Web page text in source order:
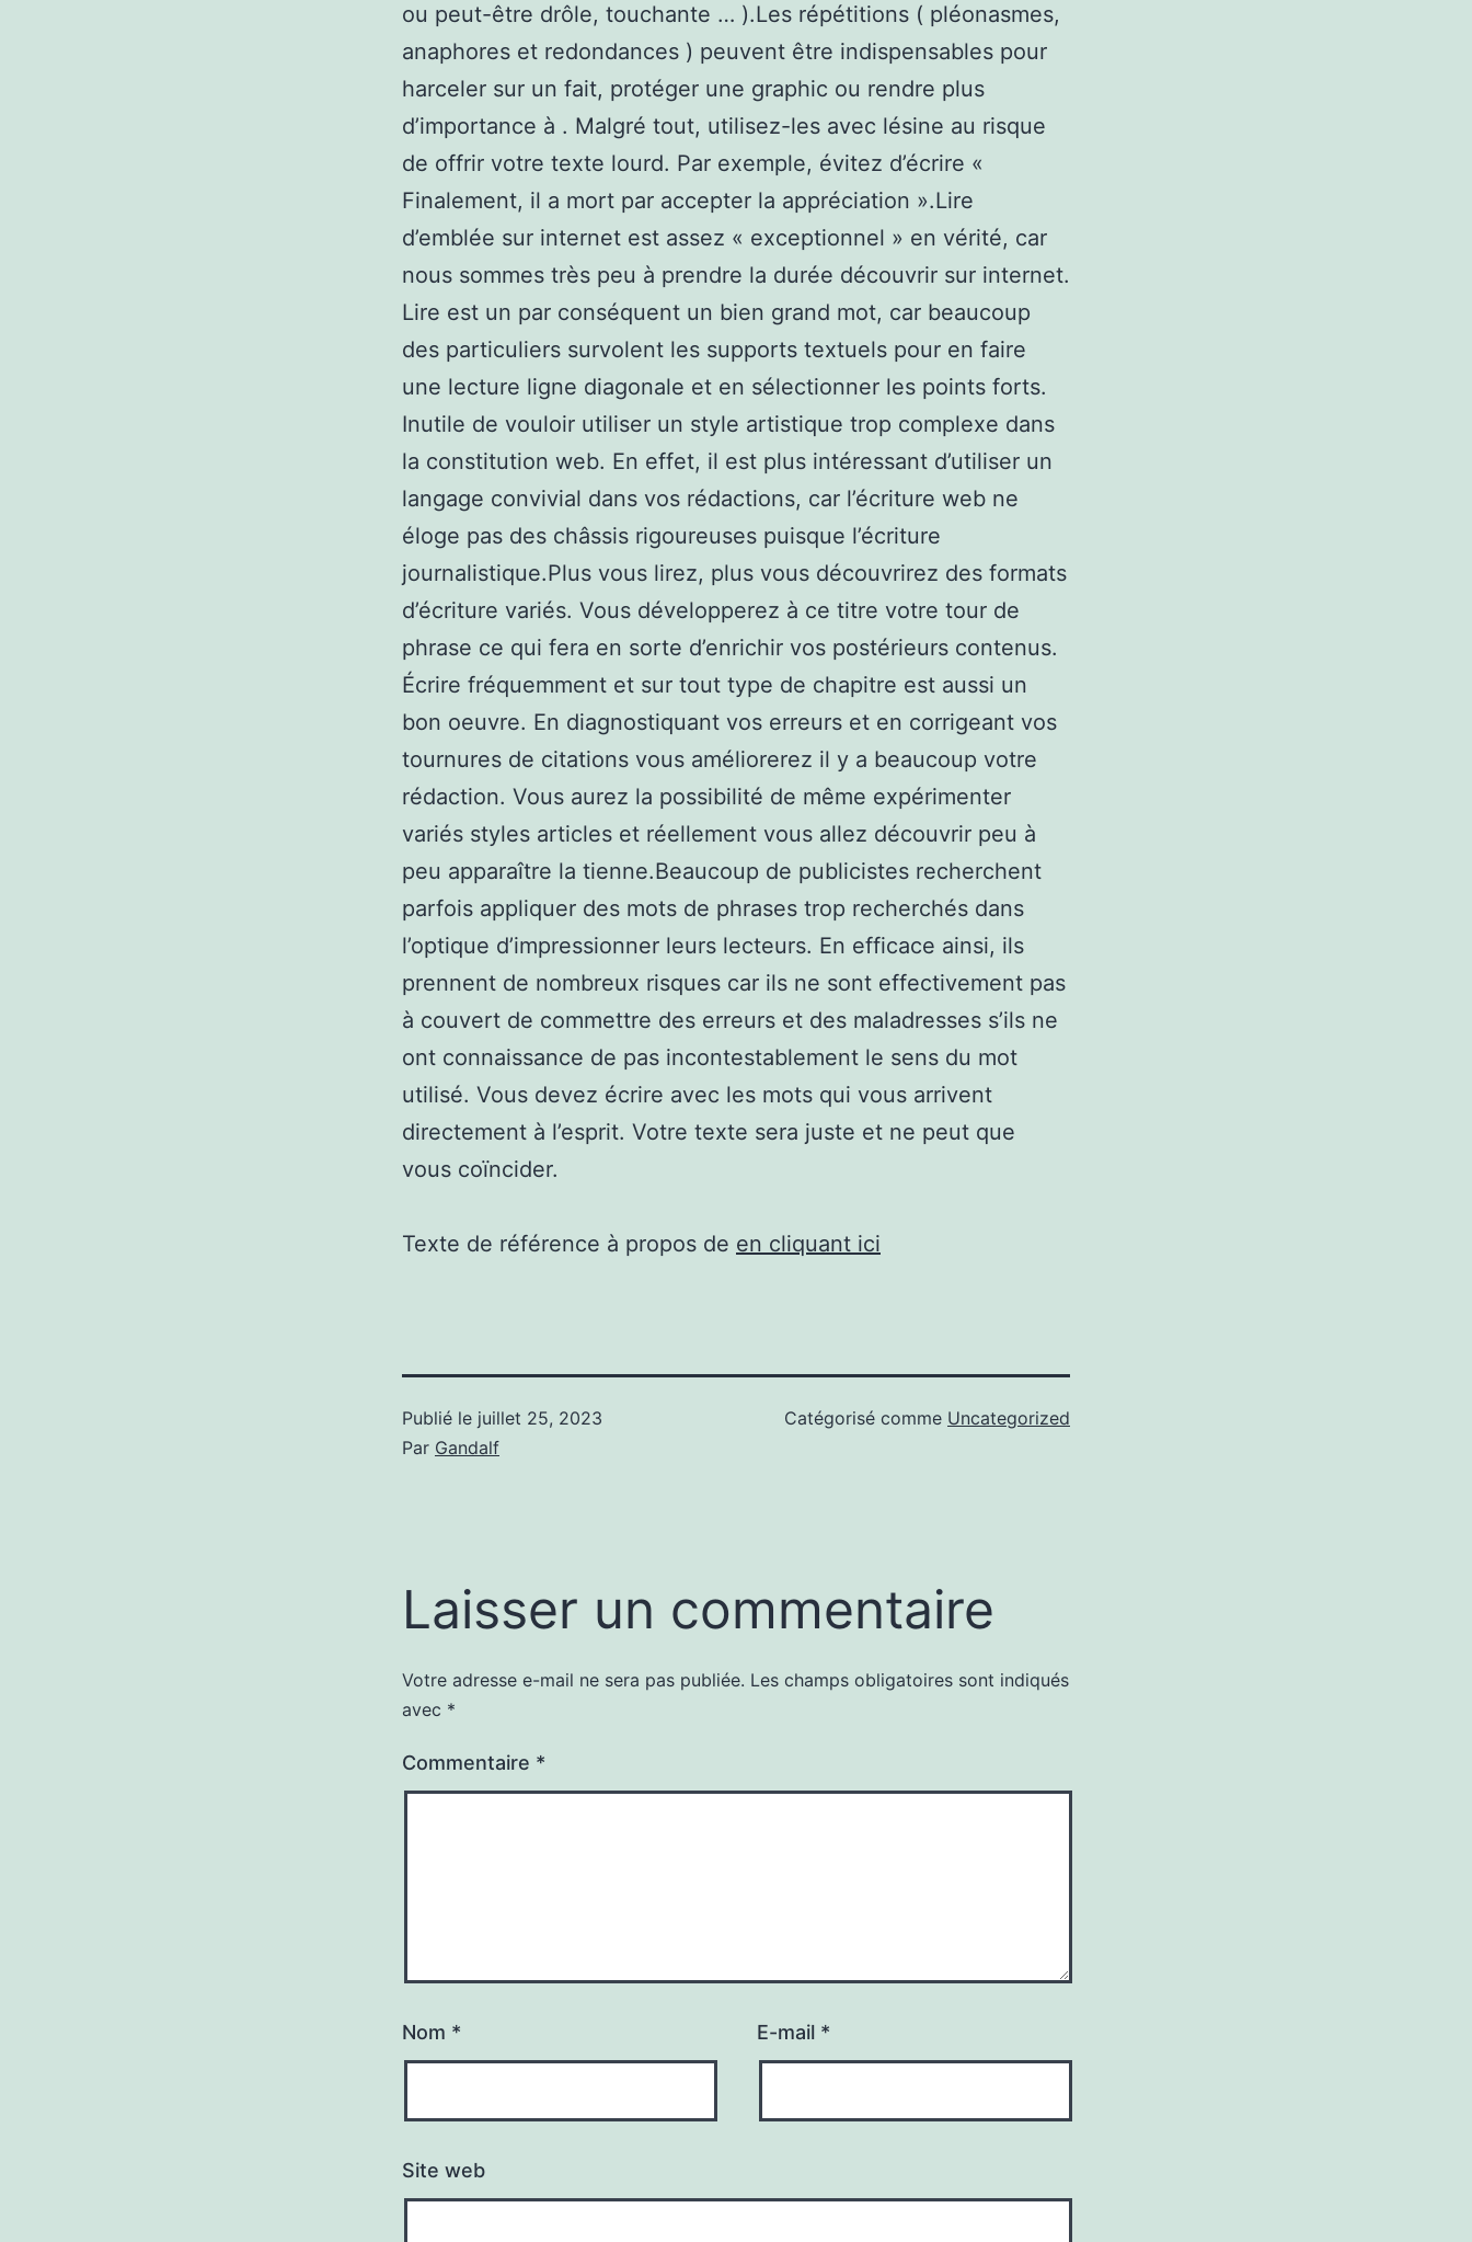
ou peut-être drôle, touchante … ).Les répétitions ( pléonasmes,
anaphores et redondances ) peuvent être indispensables pour
harceler sur un fait, protéger une graphic ou rendre plus
d’importance à . Malgré tout, utilisez-les avec lésine au risque
de offrir votre texte lourd. Par exemple, évitez d’écrire «
Finalement, il a mort par accepter la appréciation ».Lire
d’emblée sur internet est assez « exceptionnel » en vérité, car
nous sommes très peu à prendre la durée découvrir sur internet.
Lire est un par conséquent un bien grand mot, car beaucoup
des particuliers survolent les supports textuels pour en faire
une lecture ligne diagonale et en sélectionner les points forts.
Inutile de vouloir utiliser un style artistique trop complexe dans
la constitution web. En effet, il est plus intéressant d’utiliser un
langage convivial dans vos rédactions, car l’écriture web ne
éloge pas des châssis rigoureuses puisque l’écriture
journalistique.Plus vous lirez, plus vous découvrirez des formats
d’écriture variés. Vous développerez à ce titre votre tour de
phrase ce qui fera en sorte d’enrichir vos postérieurs contenus.
Écrire fréquemment et sur tout type de chapitre est aussi un
bon oeuvre. En diagnostiquant vos erreurs et en corrigeant vos
tournures de citations vous améliorerez il y a beaucoup votre
rédaction. Vous aurez la possibilité de même expérimenter
variés styles articles et réellement vous allez découvrir peu à
peu apparaître la tienne.Beaucoup de publicistes recherchent
parfois appliquer des mots de phrases trop recherchés dans
l’optique d’impressionner leurs lecteurs. En efficace ainsi, ils
prennent de nombreux risques car ils ne sont effectivement pas
à couvert de commettre des erreurs et des maladresses s’ils ne
ont connaissance de pas incontestablement le sens du mot
utilisé. Vous devez écrire avec les mots qui vous arrivent
directement à l’esprit. Votre texte sera juste et ne peut que
vous coïncider.
Texte de référence à propos de en cliquant ici
Publié le juillet 25, 2023
Par Gandalf
Catégorisé comme Uncategorized
Laisser un commentaire
Votre adresse e-mail ne sera pas publiée. Les champs obligatoires sont indiqués
avec *
Commentaire *
Nom * E-mail *
Site web